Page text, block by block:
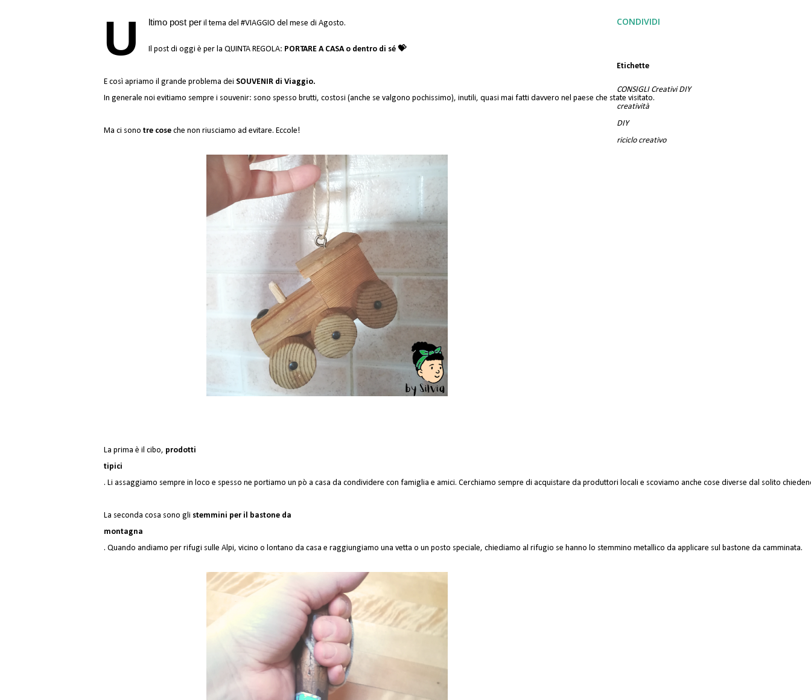
U ltimo post per il tema del #VIAGGIO del mese di Agosto.
Il post di oggi è per la QUINTA REGOLA: PORTARE A CASA o dentro di sé 💝
E così apriamo il grande problema dei
In generale noi evitiamo sempre i souvenir: sono spesso brutti, costosi (anche se valgono pochissimo), inutili, quasi mai fatti davvero nel paese che state visitato.
Ma ci sono tre cose che non riusciamo ad evitare. Eccole!
La prima è il cibo, prodotti
tipici
. Li assaggiamo sempre in loco e spesso ne portiamo un pò a casa da condividere con famiglia e amici. Cerchiamo sempre di acquistare da produttori locali e scoviamo anche cose diverse dal solito
La seconda cosa sono gli stemmini per il bastone da
montagna
. Quando andiamo per rifugi sulle Alpi, vicino o lontano da casa e raggiungiamo una vetta o un posto speciale, chiediamo al rifugio se hanno lo stemmino metallico da applicare sul bastone da camminata.
CONDIVIDI
Etichette
CONSIGLI Creativi DIY
creatività
DIY
riciclo creativo